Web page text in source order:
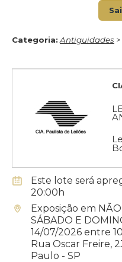
Categoria: Antiguidades >
Este lote será
20:00h
Exposição em
SÁBADO E
14/07/2026 entre
Rua Oscar Freire,
Paulo - SP